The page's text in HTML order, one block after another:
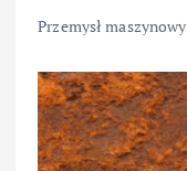
Przemysł maszynowy